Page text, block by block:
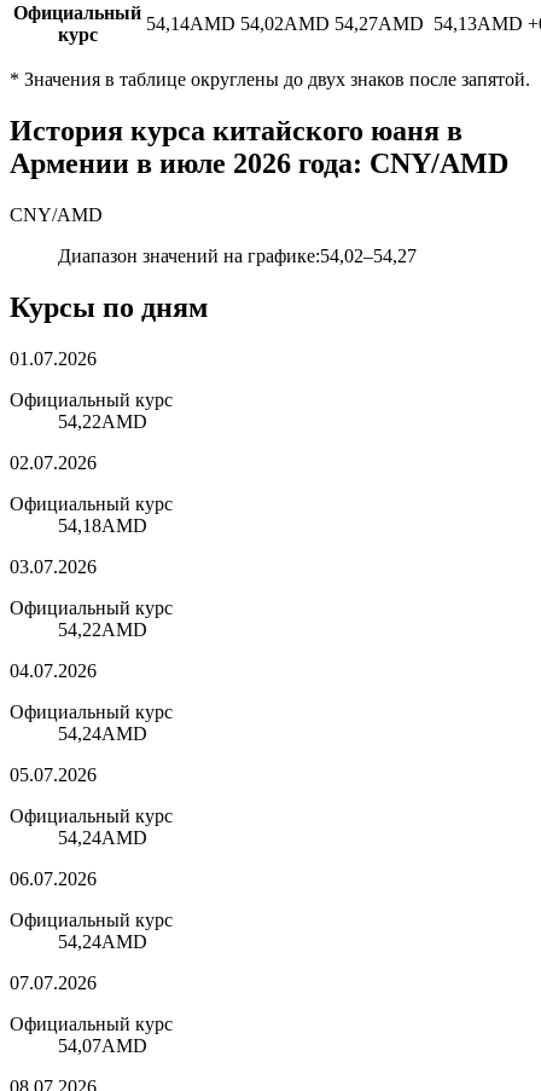
Официальный
курс
54,14AMD 54,02AMD 54,27AMD 54,13AMD
* Значения в таблице округлены до двух знаков после запятой.
История курса китайского юаня в
Армении в июле 2026 года: CNY/AMD
CNY/AMD
Диапазон значений на графике:54,02–54,27
Курсы по дням
01.07.2026
Официальный курс
54,22AMD
02.07.2026
Официальный курс
54,18AMD
03.07.2026
Официальный курс
54,22AMD
04.07.2026
Официальный курс
54,24AMD
05.07.2026
Официальный курс
54,24AMD
06.07.2026
Официальный курс
54,24AMD
07.07.2026
Официальный курс
54,07AMD
08.07.2026